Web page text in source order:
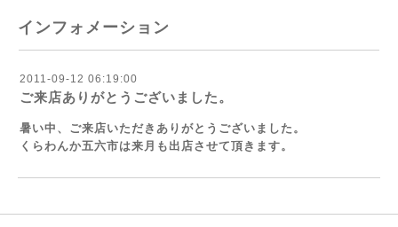
インフォメーション
2011-09-12 06:19:00
ご来店ありがとうございました。
暑い中、ご来店いただきありがとうございました。
くらわんか五六市は来月も出店させて頂きます。